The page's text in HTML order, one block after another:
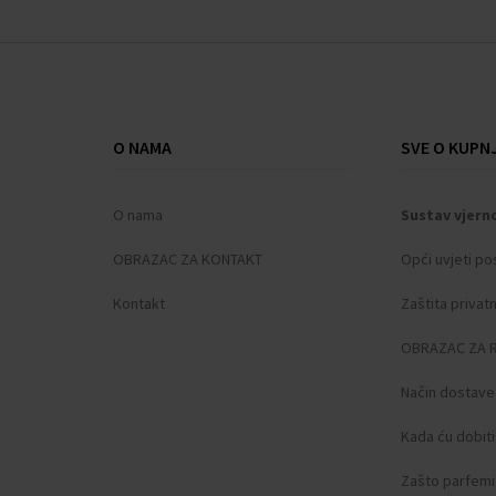
O NAMA
O nama
OBRAZAC ZA KONTAKT
Kontakt
SVE O
Sustav
Opći uvjeti
Zaštita
OBRAZAC ZA
Način dostave
Kada ću
Zašto